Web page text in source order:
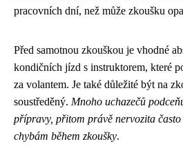
pracovních dní, než může zkoušku
Před samotnou zkouškou je vhodné
kondičních jízd s instruktorem, které
za volantem. Je také důležité být na
soustředěný. Mnoho uchazečů
přípravy, přitom právě nervozita často
chybám během zkoušky.